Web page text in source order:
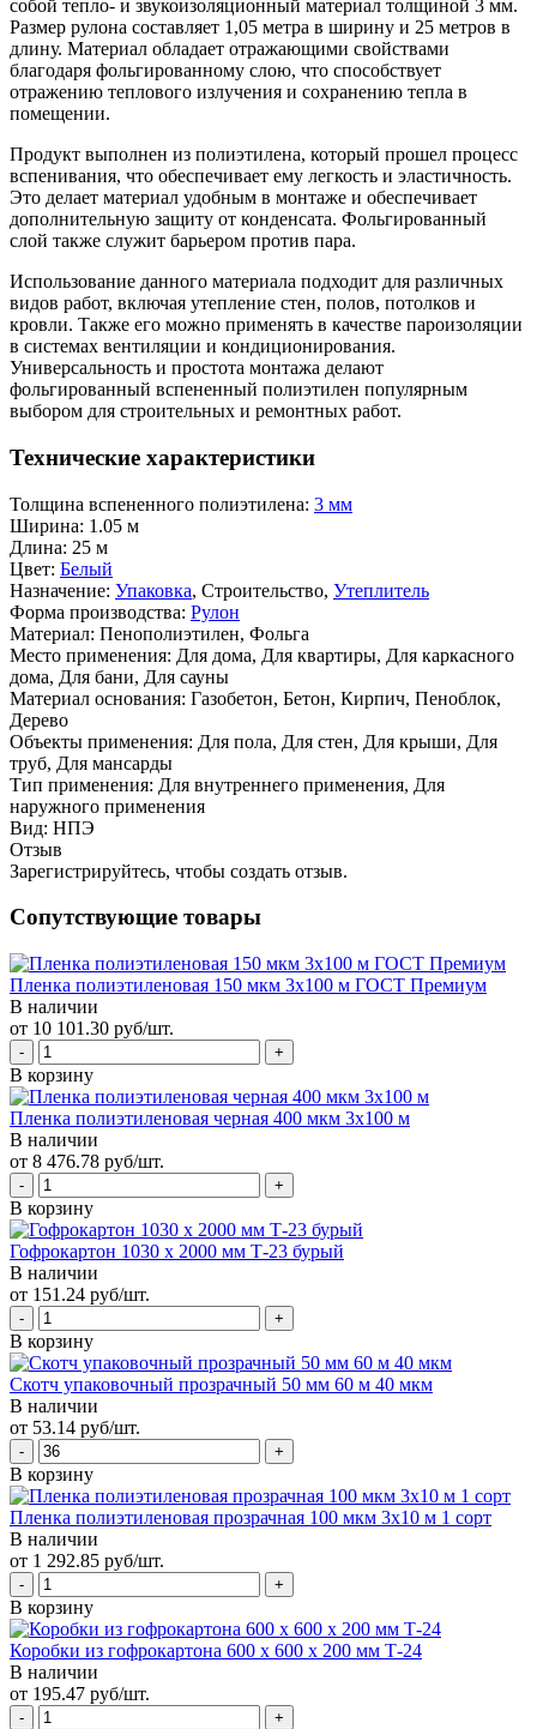
собой тепло- и звукоизоляционный материал толщиной 3 мм.
Размер рулона составляет 1,05 метра в ширину и 25 метров в
длину. Материал обладает отражающими свойствами
благодаря фольгированному слою, что способствует
отражению теплового излучения и сохранению тепла в
помещении.
Продукт выполнен из полиэтилена, который прошел процесс
вспенивания, что обеспечивает ему легкость и эластичность.
Это делает материал удобным в монтаже и обеспечивает
дополнительную защиту от конденсата. Фольгированный
слой также служит барьером против пара.
Использование данного материала подходит для различных
видов работ, включая утепление стен, полов, потолков и
кровли. Также его можно применять в качестве пароизоляции
в системах вентиляции и кондиционирования.
Универсальность и простота монтажа делают
фольгированный вспененный полиэтилен популярным
выбором для строительных и ремонтных работ.
Технические характеристики
Толщина вспененного полиэтилена: 3 мм
Ширина: 1.05 м
Длина: 25 м
Цвет: Белый
Назначение: Упаковка, Строительство, Утеплитель
Форма производства: Рулон
Материал: Пенополиэтилен, Фольга
Место применения: Для дома, Для квартиры, Для каркасного
дома, Для бани, Для сауны
Материал основания: Газобетон, Бетон, Кирпич, Пеноблок,
Дерево
Объекты применения: Для пола, Для стен, Для крыши, Для
труб, Для мансарды
Тип применения: Для внутреннего применения, Для
наружного применения
Вид: НПЭ
Отзыв
Зарегистрируйтесь, чтобы создать отзыв.
Сопутствующие товары
Пленка полиэтиленовая 150 мкм 3х100 м ГОСТ Премиум
В наличии
от 10 101.30 руб/шт.
В корзину
Пленка полиэтиленовая черная 400 мкм 3х100 м
В наличии
от 8 476.78 руб/шт.
В корзину
Гофрокартон 1030 х 2000 мм Т-23 бурый
В наличии
от 151.24 руб/шт.
В корзину
Скотч упаковочный прозрачный 50 мм 60 м 40 мкм
В наличии
от 53.14 руб/шт.
В корзину
Пленка полиэтиленовая прозрачная 100 мкм 3х10 м 1 сорт
В наличии
от 1 292.85 руб/шт.
В корзину
Коробки из гофрокартона 600 х 600 х 200 мм Т-24
В наличии
от 195.47 руб/шт.